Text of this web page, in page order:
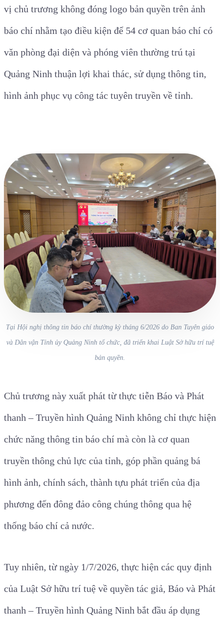
vị chủ trương không đóng logo bản quyền trên ảnh
báo chí nhằm tạo điều kiện để 54 cơ quan báo chí có
văn phòng đại diện và phóng viên thường trú tại
Quảng Ninh thuận lợi khai thác, sử dụng thông tin,
hình ảnh phục vụ công tác tuyên truyền về tỉnh.
Tại Hội nghị thông tin báo chí thường kỳ tháng 6/2026 do Ban Tuyên giáo
và Dân vận Tỉnh ủy Quảng Ninh tổ chức, đã triển khai Luật Sở hữu trí tuệ
bản quyền.
Chủ trương này xuất phát từ thực tiễn Báo và Phát
thanh – Truyền hình Quảng Ninh không chỉ thực hiện
chức năng thông tin báo chí mà còn là cơ quan
truyền thông chủ lực của tỉnh, góp phần quảng bá
hình ảnh, chính sách, thành tựu phát triển của địa
phương đến đông đảo công chúng thông qua hệ
thống báo chí cả nước.
Tuy nhiên, từ ngày 1/7/2026, thực hiện các quy định
của Luật Sở hữu trí tuệ về quyền tác giả, Báo và Phát
thanh – Truyền hình Quảng Ninh bắt đầu áp dụng